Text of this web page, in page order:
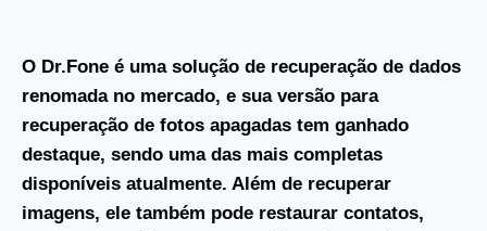
O Dr.Fone é uma solução de recuperação de dados
renomada no mercado, e sua versão para
recuperação de fotos apagadas tem ganhado
destaque, sendo uma das mais completas
disponíveis atualmente. Além de recuperar
imagens, ele também pode restaurar contatos,